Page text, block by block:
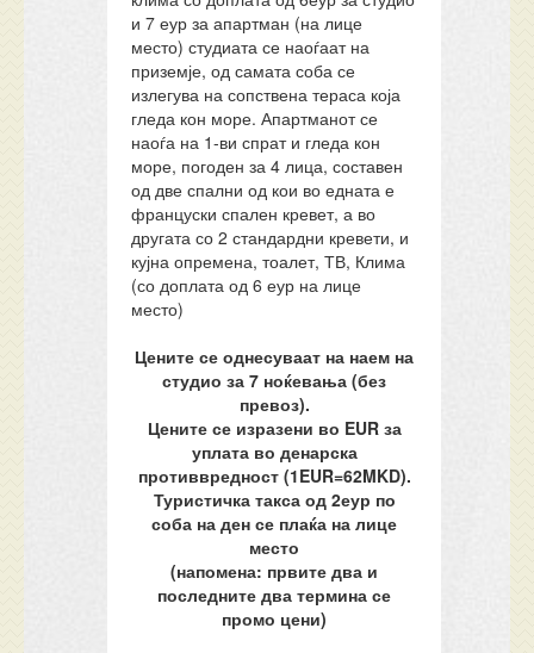
и 7 еур за апартман (на лице
место) студиата се наоѓаат на
приземје, од самата соба се
излегува на сопствена тераса која
гледа кон море. Апартманот се
наоѓа на 1-ви спрат и гледа кон
море, погоден за 4 лица, составен
од две спални од кои во едната е
француски спален кревет, а во
другата со 2 стандардни кревети, и
кујна опремена, тоалет, ТВ, Клима
(со доплата од 6 еур на лице
место)
Цените се однесуваат на наем на
студио за 7 ноќевања (без
превоз).
Цените се изразени во EUR за
уплата во денарска
противвредност (1EUR=62MKD).
Туристичка такса од 2еур по
соба на ден се плаќа на лице
место
(напомена: првите два и
последните два термина се
промо цени)